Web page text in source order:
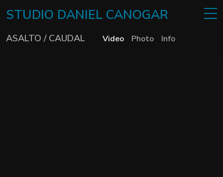
STUDIO DANIEL CANOGAR
ASALTO / CAUDAL Video Photo Info